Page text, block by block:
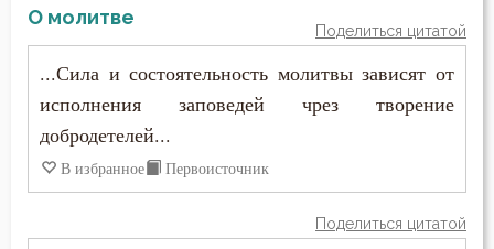
Ближний
Бог
Богатство
Амфилохий Иконийский
Анастасий Антиохийский
Анастасий Синаит
О молитве
Поделиться цитатой
...Сила и состоятельность молитвы зависят от
исполнения заповедей чрез творение
добродетелей...
В избранное Первоисточник
Поделиться цитатой